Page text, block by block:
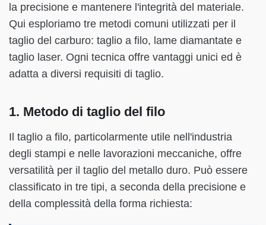
la precisione e mantenere l'integrità del materiale.
Qui esploriamo tre metodi comuni utilizzati per il
taglio del carburo: taglio a filo, lame diamantate e
taglio laser. Ogni tecnica offre vantaggi unici ed è
adatta a diversi requisiti di taglio.
1. Metodo di taglio del filo
Il taglio a filo, particolarmente utile nell'industria
degli stampi e nelle lavorazioni meccaniche, offre
versatilità per il taglio del metallo duro. Può essere
classificato in tre tipi, a seconda della precisione e
della complessità della forma richiesta: